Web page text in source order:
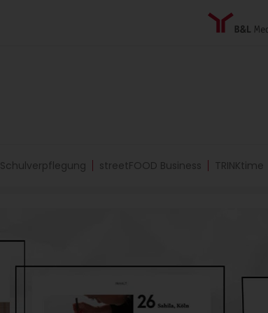
Schulverpflegung streetFOOD Business TRINKtime